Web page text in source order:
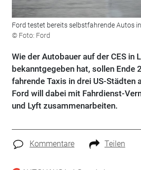
Ford testet bereits selbstfahrende Autos
© Foto: Ford
Wie der Autobauer auf der CES in
bekanntgegeben hat, sollen Ende
fahrende Taxis in drei US-Städten
Ford will dabei mit Fahrdienst-
und Lyft zusammenarbeiten.
Kommentare Teilen